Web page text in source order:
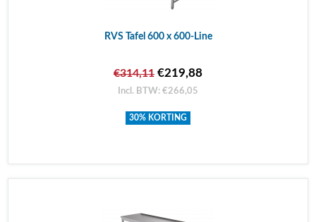
RVS Tafel 600 x 600-Line
€314,11 €219,88
Incl. BTW: €266,05
30% KORTING